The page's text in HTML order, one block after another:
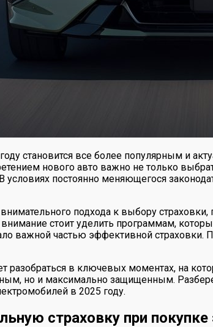
становится все более популярным и
нового авто важно не только
постоянно меняющегося
подхода к выбору страховки,
стоит уделить программам,
важной частью эффективной
разобраться в ключевых моментах, на
но и максимально защищенным.
в 2025 году.
страховку при